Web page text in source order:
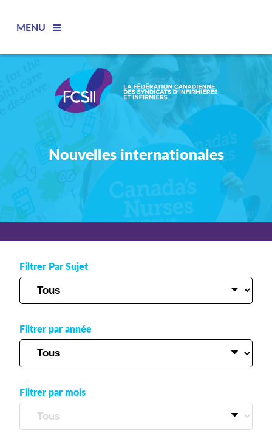
MENU
Nouvelles internationales
Filtrer Par Sujet
Filtrer par année
Filtrer par mois